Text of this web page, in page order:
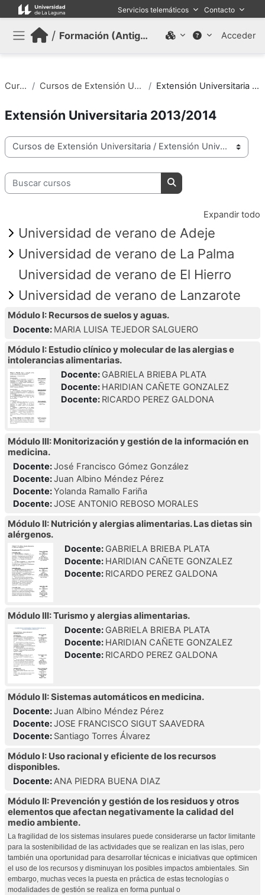
Salta al contenido principal Servicios telemáticos Contacto
/ Formación (Antiguo) Acceder
Cursos Cursos de Extensión Universitaria Extensión Universitaria 2013/2014
Extensión Universitaria 2013/2014
Categorías
Buscar cursos
Buscar cursos
Expandir todo
Universidad de verano de Adeje
Universidad de verano de La Palma
Universidad de verano de El Hierro
Universidad de verano de Lanzarote
Módulo I: Recursos de suelos y aguas.
Docente: MARIA LUISA TEJEDOR SALGUERO
Módulo I: Estudio clínico y molecular de las alergias e
intolerancias alimentarias.
Docente: GABRIELA BRIEBA PLATA
Docente: HARIDIAN CAÑETE GONZALEZ
Docente: RICARDO PEREZ GALDONA
Módulo III: Monitorización y gestión de la información en
medicina.
Docente:José Francisco Gómez González
Docente:Juan Albino Méndez Pérez
Docente:Yolanda Ramallo Fariña
Docente:JOSE ANTONIO REBOSO MORALES
Módulo II: Nutrición y alergias alimentarias. Las dietas sin
alérgenos.
Docente: GABRIELA BRIEBA PLATA
Docente: HARIDIAN CAÑETE GONZALEZ
Docente: RICARDO PEREZ GALDONA
Módulo III: Turismo y alergias alimentarias.
Docente: GABRIELA BRIEBA PLATA
Docente: HARIDIAN CAÑETE GONZALEZ
Docente: RICARDO PEREZ GALDONA
Módulo II: Sistemas automáticos en medicina.
Docente:Juan Albino Méndez Pérez
Docente:JOSE FRANCISCO SIGUT SAAVEDRA
Docente: Santiago Torres Álvarez
Módulo I: Uso racional y eficiente de los recursos
disponibles.
Docente:ANA PIEDRA BUENA DIAZ
Módulo II: Prevención y gestión de los residuos y otros
elementos que afectan negativamente la calidad del
medio ambiente.
La fragilidad de los sistemas insulares puede considerarse un factor limitante
para la sostenibilidad de las actividades que se realizan en las islas, pero
también una oportunidad para desarrollar técnicas e iniciativas que optimicen
el uso de los recursos y disminuyan los posibles impactos ambientales. Sin
embargo, muchas veces la puesta en práctica de estas tecnologías o
modalidades de gestión se realiza en forma puntual o